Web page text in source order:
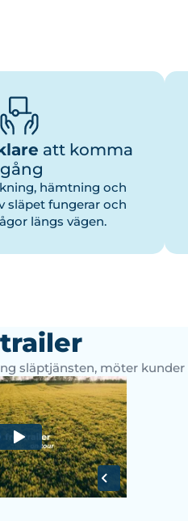
att komma
hämtning och
släpet fungerar och
längs vägen.
släptjänsten, möter